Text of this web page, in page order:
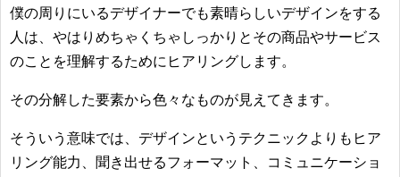
僕の周りにいるデザイナーでも素晴らしいデザインをする
人は、やはりめちゃくちゃしっかりとその商品やサービス
のことを理解するためにヒアリングします。
その分解した要素から色々なものが見えてきます。
そういう意味では、デザインというテクニックよりもヒア
リング能力、聞き出せるフォーマット、コミュニケーショ